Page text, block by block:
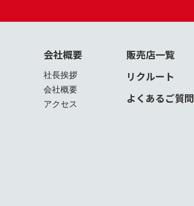
会社概要
社長挨拶
会社概要
アクセス
販売店一覧
リクルート
よくあるご質問